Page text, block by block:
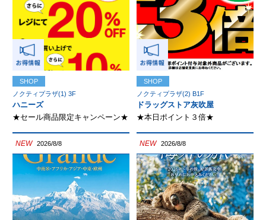
SHOP
ノクティプラザ(1) 3F
ハニーズ
★セール商品限定キャンペーン★
SHOP
ノクティプラザ(2) B1F
ドラッグストア灰吹屋
★本日ポイント３倍★
NEW 2026/8/8 NEW 2026/8/8